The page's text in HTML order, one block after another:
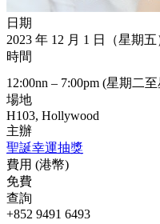
日期
2023 年 12 月 1 日（星期五
時間
12:00nn – 7:00pm (星期二
場地
H103, Hollywood
主辦
聖誕幸運抽獎
費用 (港幣)
免費
查詢
+852 9491 6493